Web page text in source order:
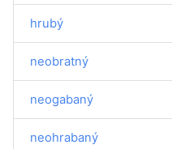
hrubý
neobratný
neogabaný
neohrabaný